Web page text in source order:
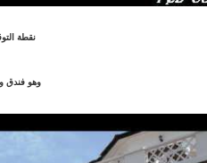
نقطة
وهو فندق